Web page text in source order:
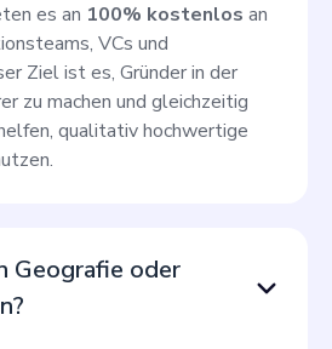
es an 100% kostenlos an
VCs und
Ziel ist es, Gründer in der
zu machen und gleichzeitig
qualitativ hochwertige
Geografie oder